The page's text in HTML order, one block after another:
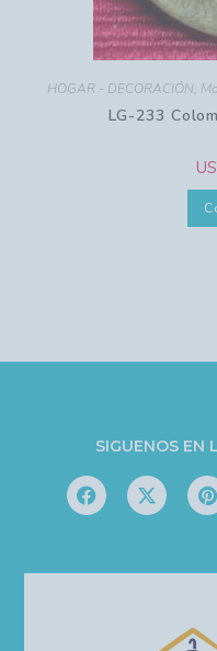
HOGAR - DECORACIÓN,
LG-233
SIGUENOS EN